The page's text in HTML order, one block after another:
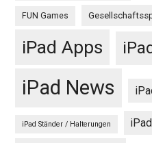
FUN Games
iPad Apps
iPad News
iPad Ständer / Halterungen